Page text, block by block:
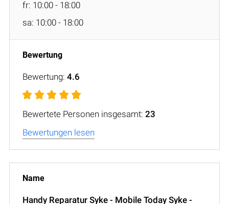
fr: 10:00 - 18:00
sa: 10:00 - 18:00
Bewertung: 4.6
Bewertete Personen insgesamt: 23
Bewertungen lesen
Handy Reparatur Syke - Mobile Today Syke -